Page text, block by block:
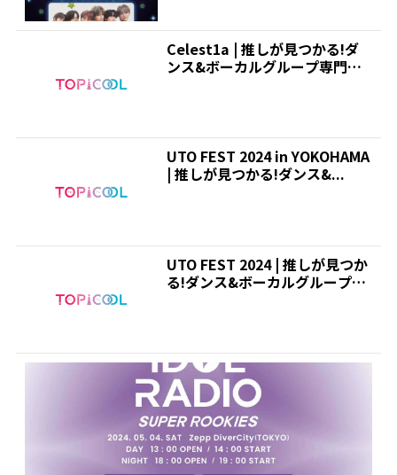
Celest1a | 推しが見つかる!ダ
ンス&ボーカルグループ専門情
UTO FEST 2024 in YOKOHAMA
| 推しが見つかる!ダンス&...
UTO FEST 2024 | 推しが見つか
る!ダンス&ボーカルグループ専